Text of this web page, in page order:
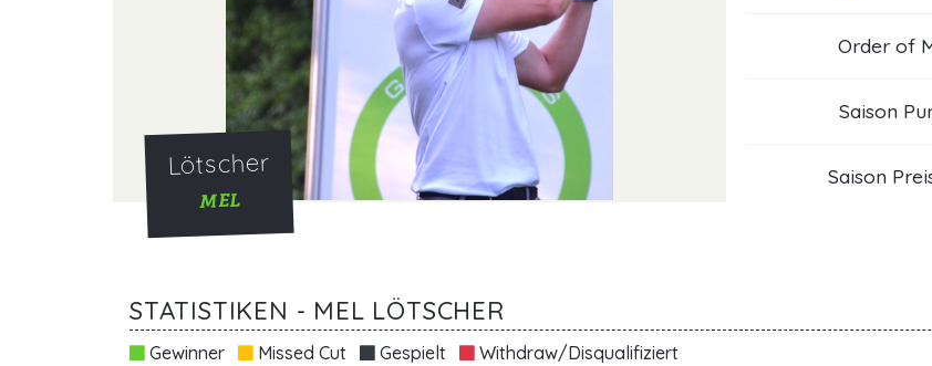
Lötscher
MEL
Order of
Saison
Saison
STATISTIKEN - MEL LÖTSCHER
Gewinner Missed Cut Gespielt Withdraw/Disqualifiziert